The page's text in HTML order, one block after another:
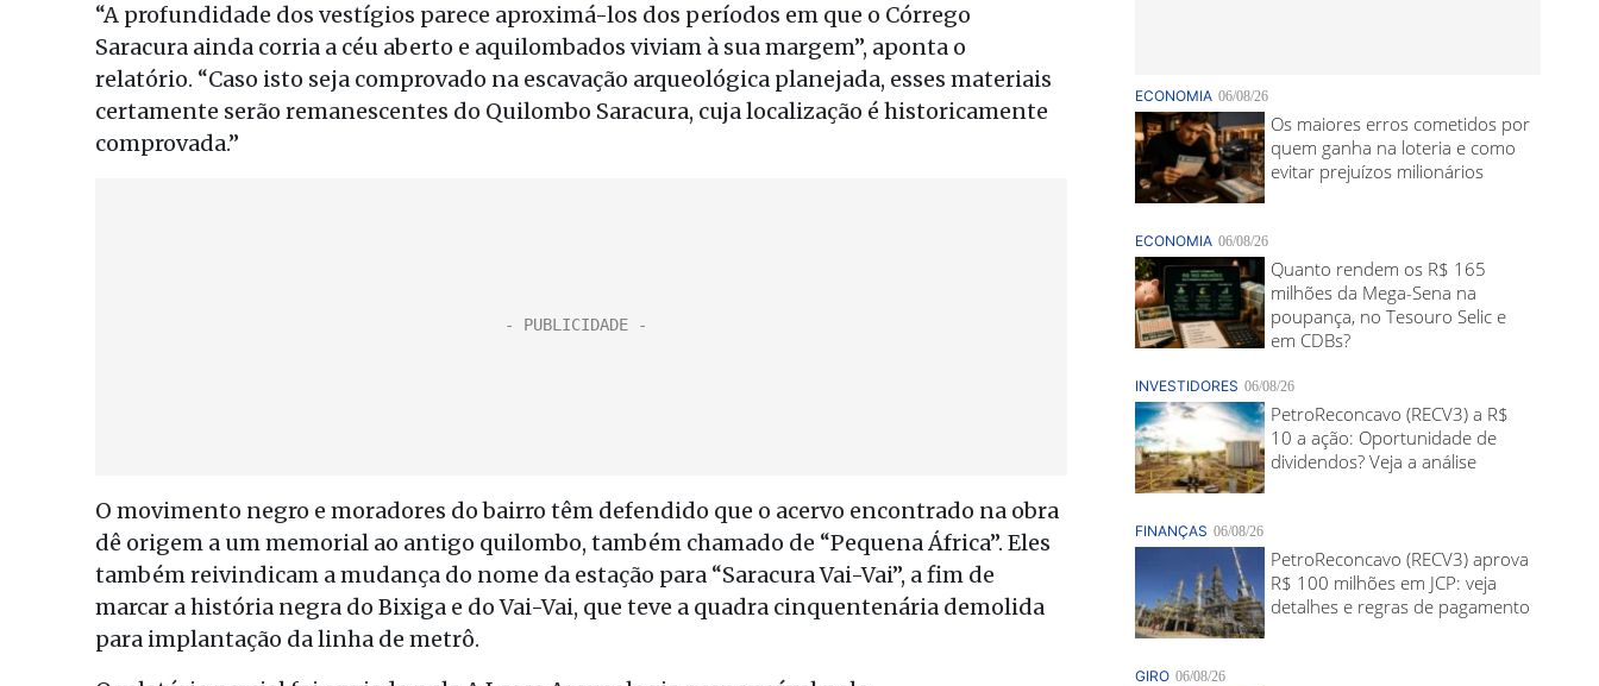
“A profundidade dos vestígios parece aproximá-los dos períodos em que o Córrego
Saracura ainda corria a céu aberto e aquilombados viviam à sua margem”, aponta o
relatório. “Caso isto seja comprovado na escavação arqueológica planejada, esses materiais
certamente serão remanescentes do Quilombo Saracura, cuja localização é historicamente
comprovada.”
O movimento negro e moradores do bairro têm defendido que o acervo encontrado na obra
dê origem a um memorial ao antigo quilombo, também chamado de “Pequena África”. Eles
também reivindicam a mudança do nome da estação para “Saracura Vai-Vai”, a fim de
marcar a história negra do Bixiga e do Vai-Vai, que teve a quadra cinquentenária demolida
para implantação da linha de metrô.